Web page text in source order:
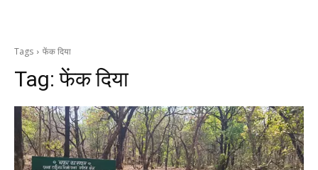
Tags फेंक दिया
Tag:फेंक दिया